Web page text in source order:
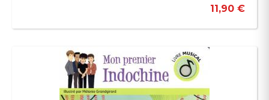
11,90 €